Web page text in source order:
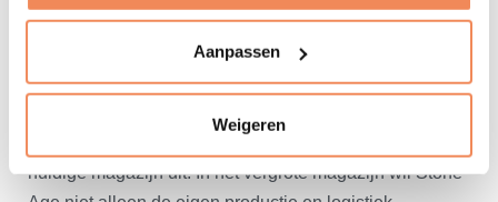
Aanpassen
Weigeren
? Dan is deze case een mooi
voorbeeld.
huidige magazijn uit. In het vergrote magazijn wil Stone